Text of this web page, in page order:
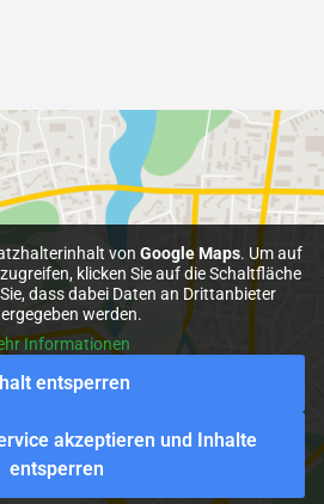
von Google Maps. Um auf
klicken Sie auf die Schaltfläche
dass dabei Daten an Drittanbieter
werden.
Informationen
entsperren
akzeptieren und Inhalte
entsperren